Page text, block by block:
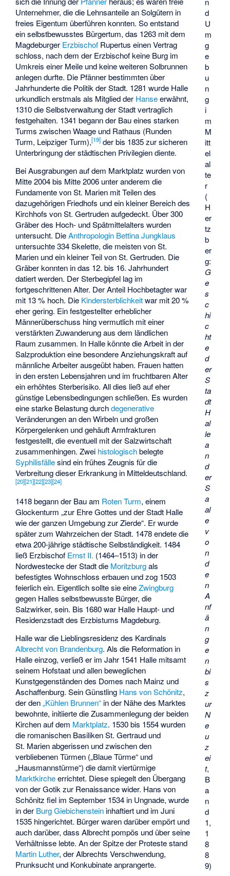
d
U
m
g
e
b
u
n
g
i
m
M
itt
el
al
te
r
(
H
er
tz
b
er
g:
G
e
s
c
hi
c
ht
e
d
er
S
ta
dt
H
al
le
a
n
d
er
S
a
al
e
v
o
n
d
e
n
A
nf
ä
n
g
e
n
bi
s
z
ur
N
e
u
z
ei
t,
B
a
n
d
1,
1
8
8
9)
Unternehmer, die die Lehnsanteile an Solgütern in
freies Eigentum überführen konnten. So entstand
ein selbstbewusstes Bürgertum, das 1263 mit dem
Magdeburger Erzbischof Rupertus einen Vertrag
schloss, nach dem der Erzbischof keine Burg im
Umkreis einer Meile und keine weiteren Solbrunnen
anlegen durfte. Die Pfänner bestimmten über
Jahrhunderte die Politik der Stadt. 1281 wurde Halle
urkundlich erstmals als Mitglied der Hanseerwähnt,
1310 die Selbstverwaltung der Stadt vertraglich
festgehalten. 1341 begann der Bau eines starken
Turms zwischen Waage und Rathaus (Runden
Turm, Leipziger Turm),[19] der bis 1835 zur sicheren
Unterbringung der städtischen Privilegien diente.
Bei Ausgrabungen auf dem Marktplatz wurden von
Mitte 2004 bis Mitte 2006 unter anderem die
Fundamente von St. Marien mit Teilen des
dazugehörigen Friedhofs und ein kleiner Bereich des
Kirchhofs von St. Gertruden aufgedeckt. Über 300
Gräber des Hoch- und Spätmittelalters wurden
untersucht. DieAnthropologin Bettina Jungklaus
untersuchte 334 Skelette, die meisten von St.
Marien und ein kleiner Teil von St. Gertruden. Die
Gräber konnten in das 12. bis 16. Jahrhundert
datiert werden. Der Sterbegipfel lag im
fortgeschrittenen Alter. Der Anteil Hochbetagter war
mit 13 % hoch. Die Kindersterblichkeitwar mit 20 %
eher gering. Ein festgestellter erheblicher
Männerüberschuss hing vermutlich mit einer
verstärkten Zuwanderung aus dem ländlichen
Raum zusammen. In Halle könnte die Arbeit in der
Salzproduktion eine besondere Anziehungskraft auf
männliche Arbeiter ausgeübt haben. Frauen hatten
in den ersten Lebensjahren und im fruchtbaren Alter
ein erhöhtes Sterberisiko. All dies ließ auf eher
günstige Lebensbedingungen schließen. Es wurden
eine starke Belastung durchdegenerative
Veränderungen an den Wirbeln und großen
Körpergelenken und gehäuft Armfrakturen
festgestellt, die eventuell mit der Salzwirtschaft
zusammenhingen. Zwei histologischbelegte
Syphilisfällesind ein frühes Zeugnis für die
Verbreitung dieser Erkrankung in Mitteldeutschland.
[20][21][22][23][24]
1418 begann der Bau am Roten Turm, einem
Glockenturm „zur Ehre Gottes und der Stadt Halle
wie der ganzen Umgebung zur Zierde“. Er wurde
später zum Wahrzeichen der Stadt. 1478 endete die
etwa 200-jährige städtische Selbständigkeit. 1484
ließ Erzbischof Ernst II. (1464–1513) in der
Nordwestecke der Stadt die Moritzburgals
befestigtes Wohnschloss erbauen und zog 1503
feierlich ein. Eigentlich sollte sie eineZwingburg
gegen Halles selbstbewusste Bürger, die
Salzwirker, sein. Bis 1680 war Halle Haupt- und
Residenzstadt des Erzbistums Magdeburg.
Halle war die Lieblingsresidenz des Kardinals
Albrecht von Brandenburg. Als die Reformation in
Halle einzog, verließ er im Jahr 1541 Halle mitsamt
seinem Hofstaat und allen beweglichen
Kunstgegenständen des Domes nach Mainz und
Aschaffenburg. Sein Günstling Hans von Schönitz,
der den„Kühlen Brunnen“ in der Nähe des Marktes
bewohnte, initiierte die Zusammenlegung der beiden
Kirchen auf dem Marktplatz. 1530 bis 1554 wurden
die romanischen Basiliken St. Gertraud und
St. Marien abgerissen und zwischen den
verbliebenen Türmen („Blaue Türme“ und
„Hausmannstürme“) die damit viertürmige
Marktkircheerrichtet. Diese spiegelt den Übergang
von der Gotik zur Renaissance wider. Hans von
Schönitz fiel im September 1534 in Ungnade, wurde
in der Burg Giebichenstein inhaftiert und im Juni
1535 hingerichtet. Bürger waren darüber empört und
auch darüber, dass Albrecht pompös und über seine
Verhältnisse lebte. An der Spitze der Proteste stand
Martin Luther, der Albrechts Verschwendung,
Prunksucht und Konkubinate anprangerte.